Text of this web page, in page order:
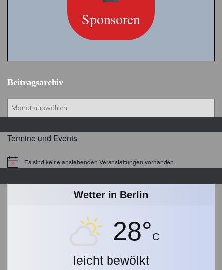
Sponsoren
Beitragsarchiv
t
a
g
Termine und Events
HinweisEs sind keine anstehenden Veranstaltungen vorhanden.
Wetter in Berlin
28°C
leicht bewölkt